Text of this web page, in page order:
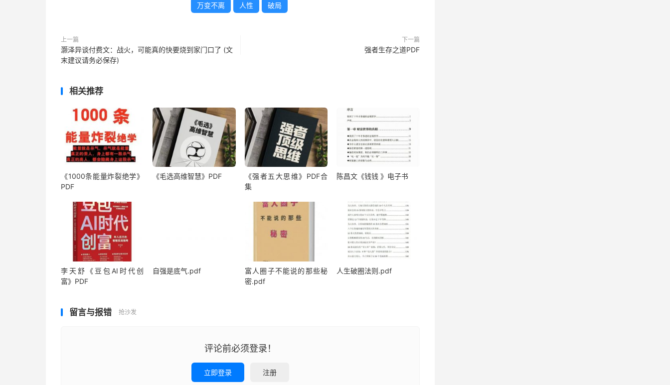
万变不离 人性 破局
上一篇
灏泽异谈付费文：战火，可能真的快要烧到家门口了 (文
末建议请务必保存)
下一篇
强者生存之道PDF
相关推荐
《1000‮能条‬‎量‮裂炸‬‎绝学》
PDF
《毛‮高选‬维智慧》PDF
《强者五大思维》PDF合
集
陈昌文《钱钱 》电子书
李天舒《豆包AI时代创
富》PDF
自强是底气.pdf
富人圈子不能说的那些秘
密.pdf
人生破圈法则.pdf
留言与报错 抢沙发
评论前必须登录！
立即登录 注册